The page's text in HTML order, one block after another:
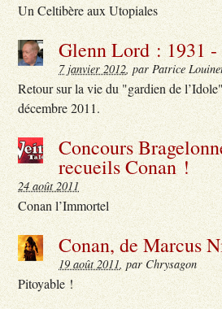
Un Celtibère aux Utopiales
Glenn Lord : 1931 -
7 janvier 2012, par Patrice
Retour sur la vie du "gardien de
décembre 2011.
Concours
recueils Conan !
24 août 2011
Conan l’Immortel
Conan, de Marcus
19 août 2011, par Chrysagon
Pitoyable !